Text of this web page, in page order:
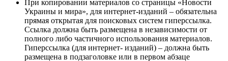
При копировании материалов со страницы «Новости
Украины и мира», для интернет-изданий – обязательна
прямая открытая для поисковых систем гиперссылка.
Ссылка должна быть размещена в независимости от
полного либо частичного использования материалов.
Гиперссылка (для интернет- изданий) – должна быть
размещена в подзаголовке или в первом абзаце